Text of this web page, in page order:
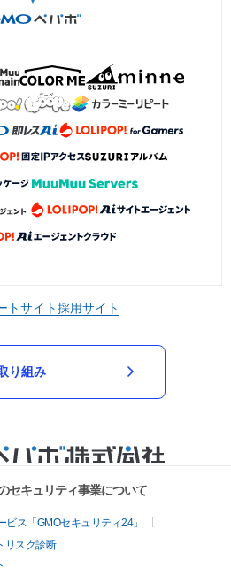
トサイト採用サイト
り組み
セキュリティ事業について
ス「GMOセキュリティ24」
リスク診断